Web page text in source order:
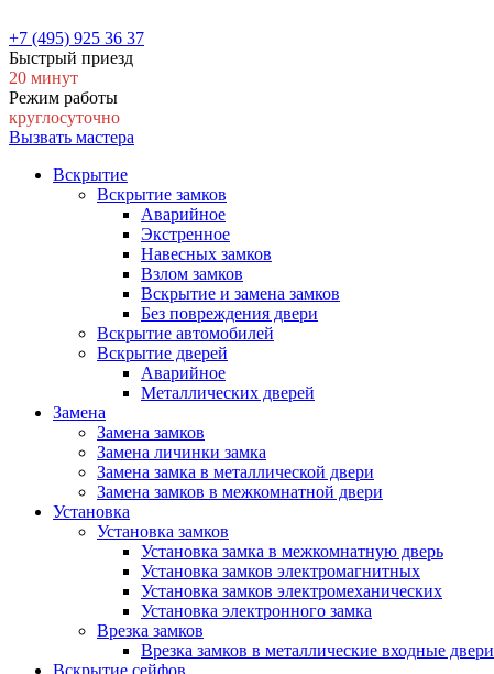
+7 (495) 925 36 37
Быстрый приезд
20 минут
Режим работы
круглосуточно
Вызвать мастера
Вскрытие
Вскрытие замков
Аварийное
Экстренное
Навесных замков
Взлом замков
Вскрытие и замена замков
Без повреждения двери
Вскрытие автомобилей
Вскрытие дверей
Аварийное
Металлических дверей
Замена
Замена замков
Замена личинки замка
Замена замка в металлической двери
Замена замков в межкомнатной двери
Установка
Установка замков
Установка замка в межкомнатную дверь
Установка замков электромагнитных
Установка замков электромеханических
Установка электронного замка
Врезка замков
Врезка замков в металлические входные двери
Вскрытие сейфов